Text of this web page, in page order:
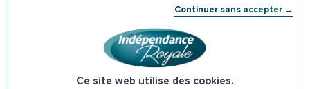
Continuer sans accepter →
Ce site web utilise des cookies.
Des experts locaux à votre service dans
toute la région rennaise
Nos installateurs locaux se déplacent rapidement pour
évaluer votre escalier et effectuer une installation soignée.